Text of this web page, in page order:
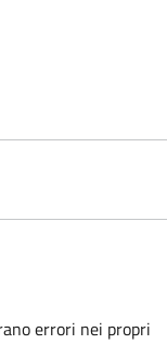
errori nei propri